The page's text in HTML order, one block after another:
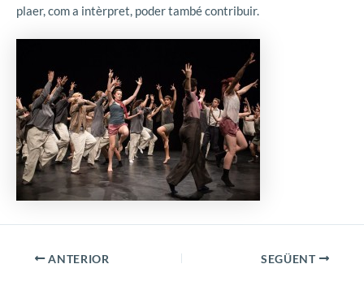
plaer, com a intèrpret, poder també contribuir.
ANTERIOR SEGÜENT